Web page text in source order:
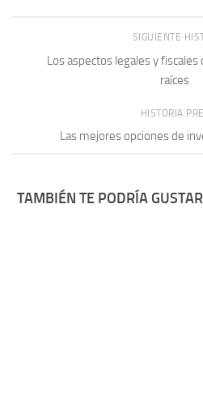
SIGUIENTE
Los aspectos legales y
raíces
HISTORIA
Las mejores opciones de
TAMBIÉN TE PODRÍA